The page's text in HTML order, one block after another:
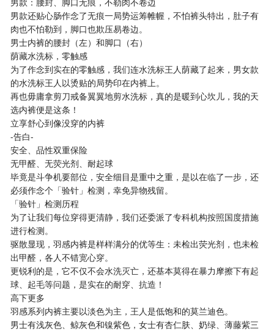
男款还贴心肠作念了无痕一局势运筹帷幄，不怕裤头特出，肚子有
肉也不怕勒到，脚口也欺压易卷边。
男士内裤的腰封（左）和脚口（右）
荫藏水洗标，零触感
为了作念到实在的零触感，我们连水洗标王人荫藏了起来，男女款
的水洗标王人以烫贴的局势印在内裤上。
再也毋庸拿剪刀戒备翼翼地剪水洗标，真的是暖到心坎儿，我的天
选内裤便是这条！
立享舒心到像没穿的内裤
-告白-
安全、品性双重保险
无甲醛、无荧光剂、耐起球
毕竟是斗争机要部位，安全细目是重中之重，是以在临了一步，还
必须作念个「验针」检测，幸免异物残留。
「验针」检测历程
为了让我们每位穿得更清静，我们还委派了专科机构按照国度措施
进行检测。
驱散显现，羽感内裤是样样满分的优等生：未检出荧光剂，也未检
出甲醛，各人不错宽心穿。
更锐利的是，它不仅不会水洗灭亡，还基本莫得在暴力摩擦下有起
球、起毛等问题，是实在的耐穿、抗造！
高下更多
羽感系列内裤主要以淡色为主，王人是低饱和的莫兰迪色。
男士有浅灰色、鲸灰色和镍紫色，女士有杏仁肤、奶绿、薄藤紫三